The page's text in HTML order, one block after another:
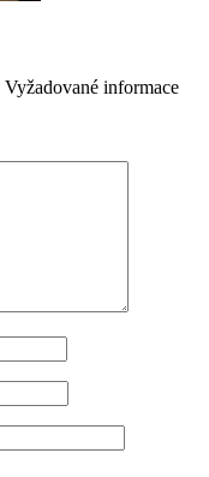
Vyžadované informace